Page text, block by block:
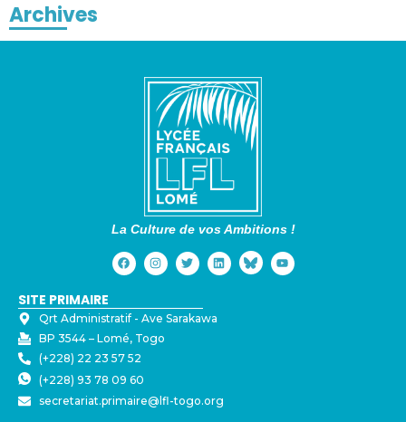
Archives
La Culture de vos Ambitions !
SITE PRIMAIRE
Qrt Administratif - ⁠Ave Sarakawa
BP 3544 – Lomé, Togo
(+228) 22 23 57 52
(+228) 93 78 09 60
secretariat.primaire@lfl-togo.org